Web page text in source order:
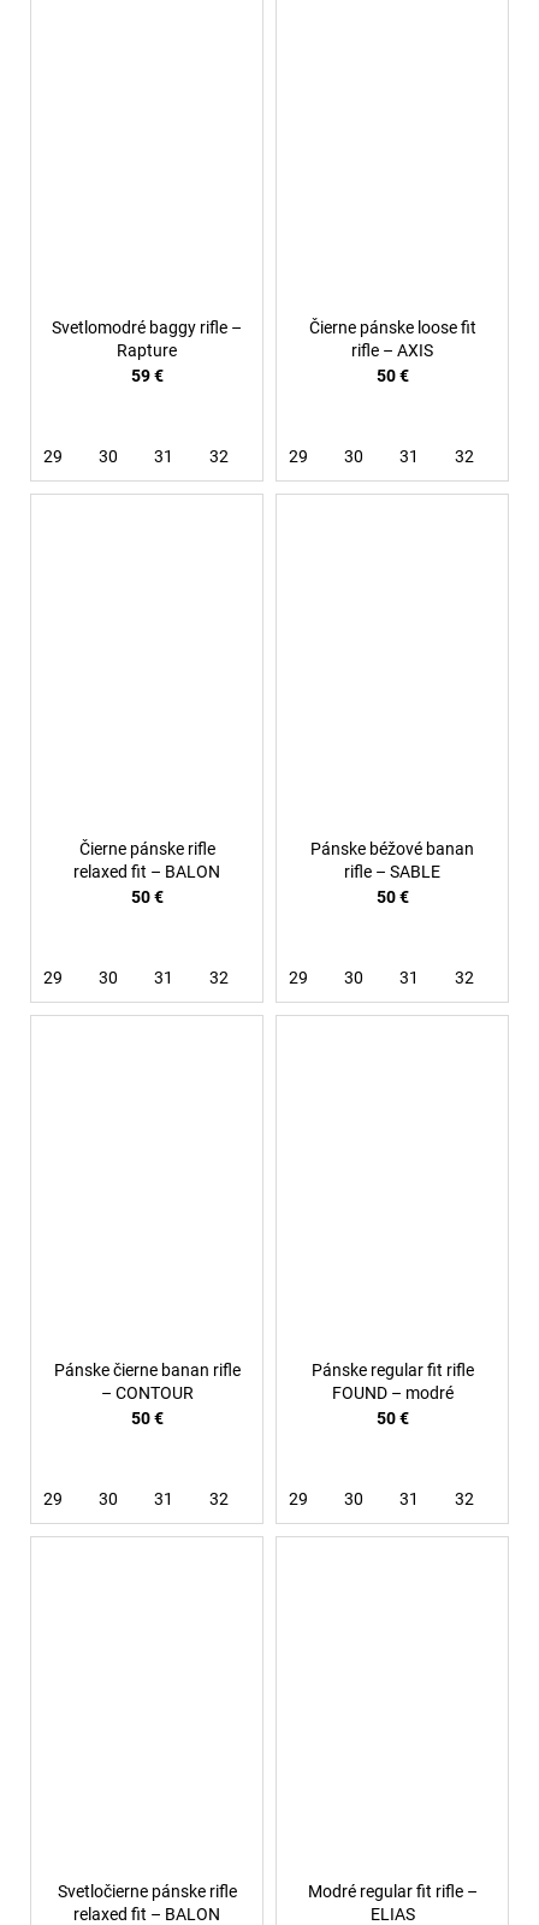
Svetlomodré baggy rifle –
Rapture
59 €
29 30 31 32
Čierne pánske loose fit
rifle – AXIS
50 €
29 30 31 32
Čierne pánske rifle
relaxed fit – BALON
50 €
29 30 31 32
Pánske béžové banan
rifle – SABLE
50 €
29 30 31 32
Pánske čierne banan rifle
– CONTOUR
50 €
29 30 31 32
Pánske regular fit rifle
FOUND – modré
50 €
29 30 31 32
Svetločierne pánske rifle
relaxed fit – BALON
Modré regular fit rifle –
ELIAS